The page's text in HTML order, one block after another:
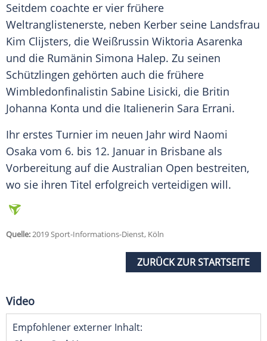
Seitdem coachte er vier frühere
Weltranglistenerste, neben Kerber seine Landsfrau
Kim Clijsters, die Weißrussin Wiktoria Asarenka
und die Rumänin Simona Halep. Zu seinen
Schützlingen gehörten auch die frühere
Wimbledonfinalistin Sabine Lisicki, die Britin
Johanna Konta und die Italienerin Sara Errani.
Ihr erstes Turnier im neuen Jahr wird Naomi
Osaka vom 6. bis 12. Januar in Brisbane als
Vorbereitung auf die Australian Open bestreiten,
wo sie ihren Titel erfolgreich verteidigen will.
Quelle:2019 Sport-Informations-Dienst, Köln
ZURÜCK ZUR STARTSEITE
Video
Empfohlener externer Inhalt: